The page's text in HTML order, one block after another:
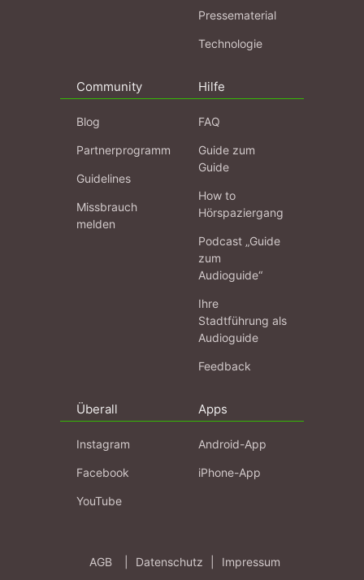
Pressematerial
Technologie
Community
Blog
Partnerprogramm
Guidelines
Missbrauch
melden
Hilfe
FAQ
Guide zum
Guide
How to
Hörspaziergang
Podcast „Guide
zum
Audioguide“
Ihre
Stadtführung als
Audioguide
Feedback
Überall
Instagram
Facebook
YouTube
Apps
Android-App
iPhone-App
AGB Datenschutz Impressum